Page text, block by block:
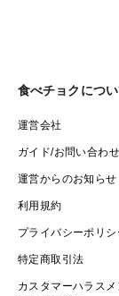
食べチョクにつ
運営会社
ガイド/お問い合わせ
運営からのお知らせ
利用規約
プライバシーポリシ
特定商取引法
カスタマーハラス